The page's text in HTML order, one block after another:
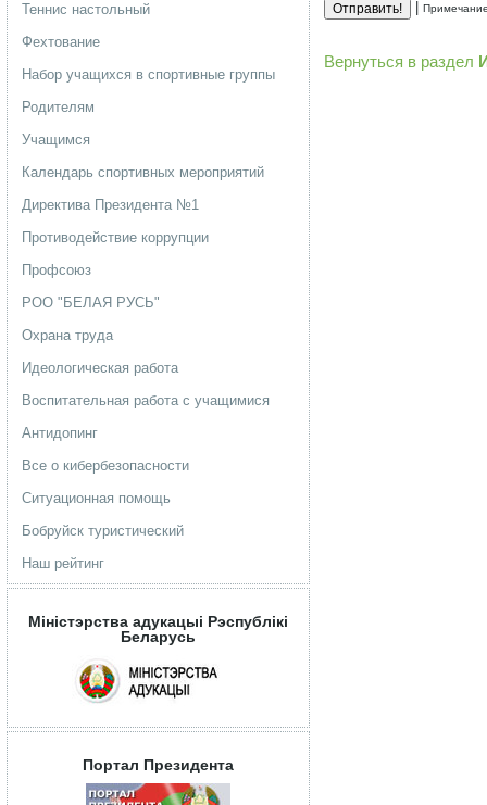
Теннис настольный
Фехтование
Набор учащихся в спортивные группы
Родителям
Учащимся
Календарь спортивных мероприятий
Директива Президента №1
Противодействие коррупции
Профсоюз
РОО "БЕЛАЯ РУСЬ"
Охрана труда
Идеологическая работа
Воспитательная работа с учащимися
Антидопинг
Все о кибербезопасности
Ситуационная помощь
Бобруйск туристический
Наш рейтинг
Мiнiстэрства адукацыi Рэспублiкi
Беларусь
Портал Президента
Вернуться в раздел